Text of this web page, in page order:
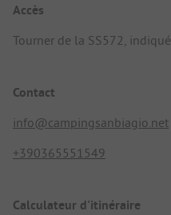
Accès
Tourner de la SS572, indiqué.
Contact
info@campingsanbiagio.net
+390365551549
Calculateur d'itinéraire